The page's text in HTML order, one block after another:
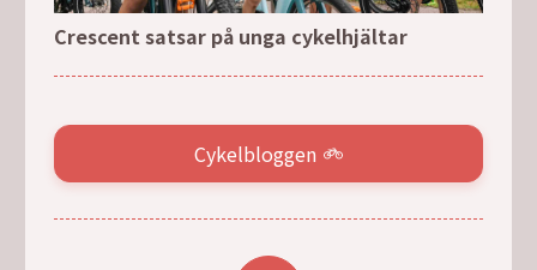
Crescent satsar på unga cykelhjältar
Cykelbloggen